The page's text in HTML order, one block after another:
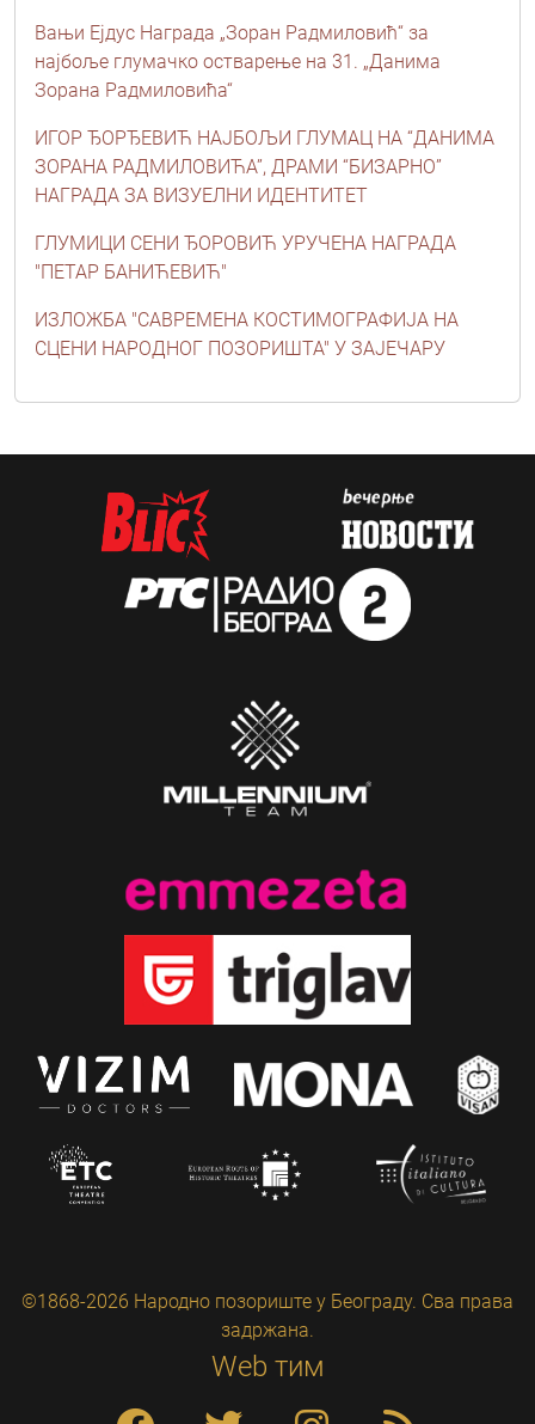
Вањи Ејдус Награда „Зоран Радмиловић“ за
најбоље глумачко остварење на 31. „Данима
Зорана Радмиловића“
ИГОР ЂОРЂЕВИЋ НАЈБОЉИ ГЛУМАЦ НА “ДАНИМА
ЗОРАНА РАДМИЛОВИЋА”, ДРАМИ “БИЗАРНО”
НАГРАДА ЗА ВИЗУЕЛНИ ИДЕНТИТЕТ
ГЛУМИЦИ СЕНИ ЂОРОВИЋ УРУЧЕНА НАГРАДА
"ПЕТАР БАНИЋЕВИЋ"
ИЗЛОЖБА "САВРЕМЕНА КОСТИМОГРАФИЈА НА
СЦЕНИ НАРОДНОГ ПОЗОРИШТА" У ЗАЈЕЧАРУ
©1868-2026 Народно позориште у Београду. Сва права
задржана.
Web тим